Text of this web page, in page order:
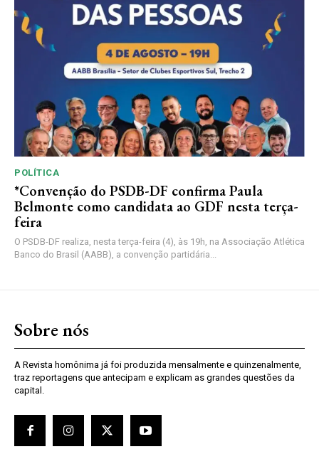
POLÍTICA
*Convenção do PSDB-DF confirma Paula
Belmonte como candidata ao GDF nesta terça-
feira
O PSDB-DF realiza, nesta terça-feira (4), às 19h, na Associação Atlética
Banco do Brasil (AABB), a convenção partidária...
Sobre nós
A Revista homônima já foi produzida mensalmente e quinzenalmente,
traz reportagens que antecipam e explicam as grandes questões da
capital.